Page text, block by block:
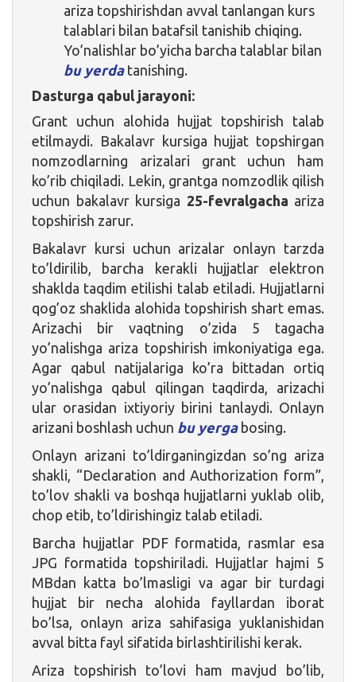
ariza topshirishdan avval tanlangan kurs
talablari bilan batafsil tanishib chiqing.
Yo’nalishlar bo’yicha barcha talablar bilan
bu yerdatanishing.
Dasturga qabul jarayoni:
Grant uchun alohida hujjat topshirish talab
etilmaydi. Bakalavr kursiga hujjat topshirgan
nomzodlarning arizalari grant uchun ham
ko’rib chiqiladi. Lekin, grantga nomzodlik qilish
uchun bakalavr kursiga 25-fevralgacha ariza
topshirish zarur.
Bakalavr kursi uchun arizalar onlayn tarzda
to’ldirilib, barcha kerakli hujjatlar elektron
shaklda taqdim etilishi talab etiladi. Hujjatlarni
qog’oz shaklida alohida topshirish shart emas.
Arizachi bir vaqtning o’zida 5 tagacha
yo’nalishga ariza topshirish imkoniyatiga ega.
Agar qabul natijalariga ko’ra bittadan ortiq
yo’nalishga qabul qilingan taqdirda, arizachi
ular orasidan ixtiyoriy birini tanlaydi. Onlayn
arizani boshlash uchun bu yergabosing.
Onlayn arizani to’ldirganingizdan so’ng ariza
shakli, “Declaration and Authorization form”,
to’lov shakli va boshqa hujjatlarni yuklab olib,
chop etib, to’ldirishingiz talab etiladi.
Barcha hujjatlar PDF formatida, rasmlar esa
JPG formatida topshiriladi. Hujjatlar hajmi 5
MBdan katta bo’lmasligi va agar bir turdagi
hujjat bir necha alohida fayllardan iborat
bo’lsa, onlayn ariza sahifasiga yuklanishidan
avval bitta fayl sifatida birlashtirilishi kerak.
Ariza topshirish to’lovi ham mavjud bo’lib,